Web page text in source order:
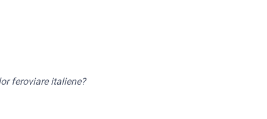
feroviare italiene?